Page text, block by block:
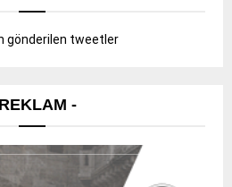
gönderilen tweetler
-